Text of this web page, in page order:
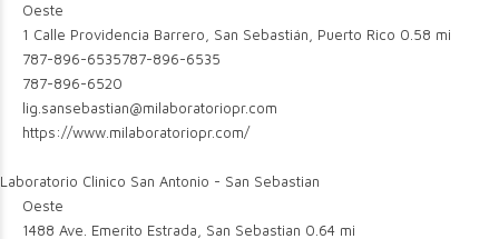
Oeste
1 Calle Providencia Barrero, San Sebastián, Puerto Rico 0.58 mi
787-896-6535787-896-6535
787-896-6520
lig.sansebastian@milaboratoriopr.com
https://www.milaboratoriopr.com/
Laboratorio Clinico San Antonio - San Sebastian
Oeste
1488 Ave. Emerito Estrada, San Sebastian 0.64 mi